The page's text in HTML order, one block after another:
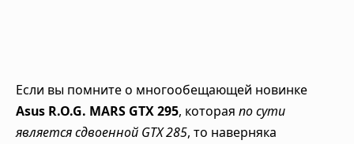
Если вы помните о многообещающей новинке
Asus R.O.G. MARS GTX 295, которая по сути
является сдвоенной GTX 285, то наверняка